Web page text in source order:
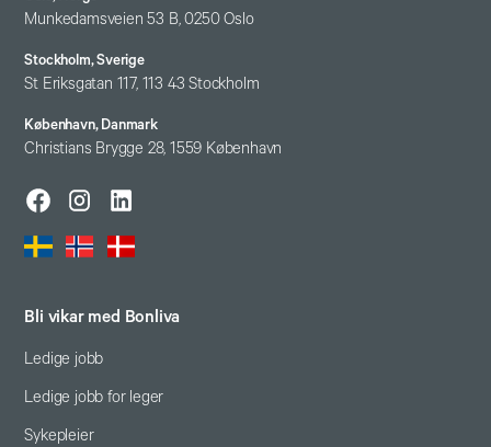
Munkedamsveien 53 B, 0250 Oslo
Stockholm, Sverige
St Eriksgatan 117, 113 43 Stockholm
København, Danmark
Christians Brygge 28, 1559 København
Bli vikar med Bonliva
Ledige jobb
Ledige jobb for leger
Sykepleier